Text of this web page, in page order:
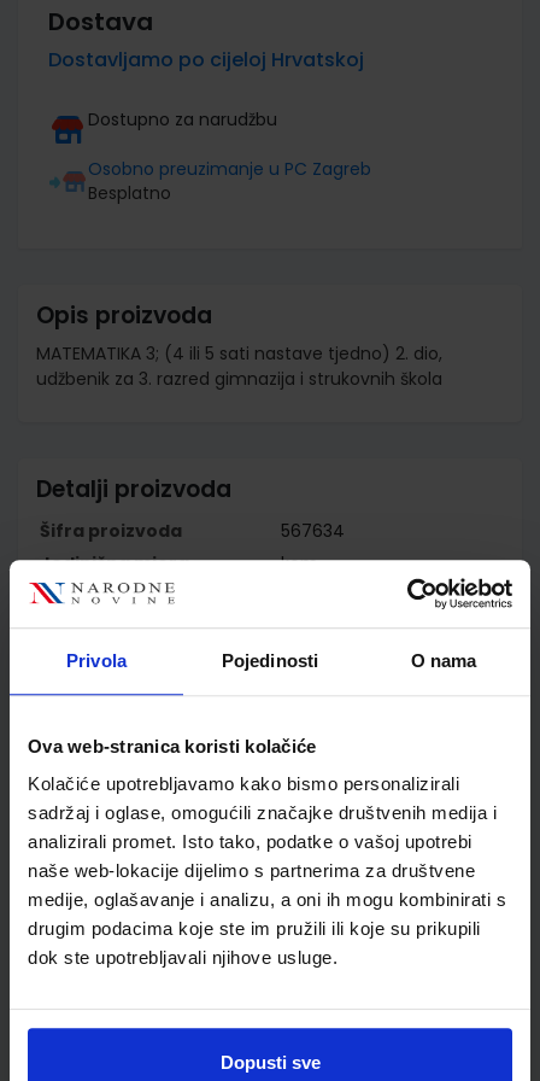
Privola Pojedinosti O nama
Ova web-stranica koristi kolačiće
Kolačiće upotrebljavamo kako bismo personalizirali
sadržaj i oglase, omogućili značajke društvenih medija i
analizirali promet. Isto tako, podatke o vašoj upotrebi
naše web-lokacije dijelimo s partnerima za društvene
medije, oglašavanje i analizu, a oni ih mogu kombinirati s
drugim podacima koje ste im pružili ili koje su prikupili
dok ste upotrebljavali njihove usluge.
Dopusti sve
Dostava
Dostavljamo po cijeloj Hrvatskoj
Dostupno za narudžbu
Osobno preuzimanje u PC Zagreb
Besplatno
Opis proizvoda
MATEMATIKA 3; (4 ili 5 sati nastave tjedno) 2. dio,
udžbenik za 3. razred gimnazija i strukovnih škola
Detalji proizvoda
Šifra proizvoda
567634
Jedinična mjera
kom
Nakladnik
Autor
Branimir Dakić Neven
Elezović
Vrsta škole
4 GIMNAZIJA+STRUKOVN
Nastavni predmet
MATEMATIKA
Reg br min
6684